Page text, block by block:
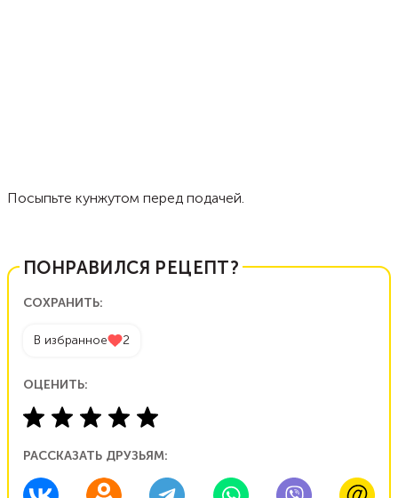
Посыпьте кунжутом перед подачей.
ПОНРАВИЛСЯ РЕЦЕПТ?
СОХРАНИТЬ:
В избранное 2
ОЦЕНИТЬ:
РАССКАЗАТЬ ДРУЗЬЯМ: